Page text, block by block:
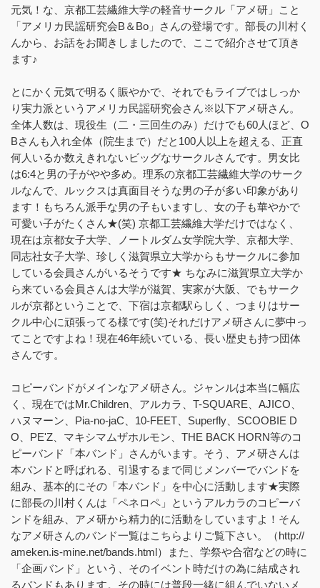
元気！な、京都工芸繊維大学の軽音サークル「アメ研」こと
「アメリカ民謡研究会B＆Bo」さんの登場です。部長の川村く
んから、お話をお聞きしましたので、ここで紹介させて頂き
ます♪
とにかく元気で明るく賑やかで、それでもライブではしっか
り実力派というアメリカ民謡研究会さん※以下アメ研さん。
全体人数は、現役生（二・三回生のみ）だけでも60人ほど、O
Bさんも入れ全体（院生まで）だと100人以上を超える、正直
何人いるか数えきれないビッグなサークルさんです。男女比
は6:4と男の子がやや多め。理系の京都工芸繊維大学のサーク
ルなんで、ルックスは真面目そうな男の子が多い印象があり
ます！もちろん派手な男の子もいますし、女の子も華やかで
可愛い子がたくさん★(笑) 京都工芸繊維大学だけではなく、
現在は京都女子大学、ノートルダム女学院大学、京都大学、
同志社女子大学、珍しく滋賀県立大学からもサークルに参加
している会員さんがいるそうです★ ちなみに滋賀県立大学か
ら来ている会員さんは大学が滋賀、実家が大阪、でもサーク
ルが京都ということで、下宿は京都駅らしく、つまりはサー
クル中心に頑張ってる様です(笑)それだけアメ研さんに夢中っ
てことですよね！現在46年続いている、長い歴史も持つ団体
さんです。
コピーバンドがメインなアメ研さん。ジャンルは本当に幅広
く、現在ではMr.Children、アルカラ、T-SQUARE、AJICO、
ハヌマーン、Pia-no-jaC、10-FEET、Superfly、SCOOBIE D
O、PE'Z、マキシマムザホルモン、THE BACK HORN等のコ
ピーバンド「本バンド」さんがいます。そう、アメ研さんは
本バンドと呼ばれる、引退するまで同じメンバーでバンドを
組み、基本的にその「本バンド」を中心に活動します★実際
に部長の川村くんは「ペネロペ」というアルカラのコピーバ
ンドを組み、アメ研から精力的に活動をしていますよ！そん
なアメ研さんのバンド一覧はこちらよりご覧下さい。（http://
ameken.is-mine.net/bands.html）また、学祭や合宿などの時に
「企画バンド」という、そのイベント時だけの為に結成され
るバンドもあります。その時には普段一緒に組んでいないメ